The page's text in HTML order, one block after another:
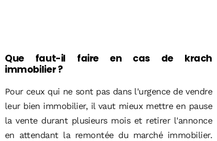
Que faut-il faire en cas de krach
immobilier ?
Pour ceux qui ne sont pas dans l'urgence de vendre
leur bien immobilier, il vaut mieux mettre en pause
la vente durant plusieurs mois et retirer l'annonce
en attendant la remontée du marché immobilier.